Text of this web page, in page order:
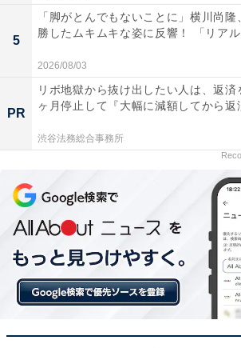
5
「脚がとんでもないことに」横川尚隆
勝したムキムキな姿に反響！ 「リア
2026/08/03
PR
リボ地獄から抜け出したい人は、返済
ヶ月停止して『大幅に減額してから返
渋谷法務総合事務所